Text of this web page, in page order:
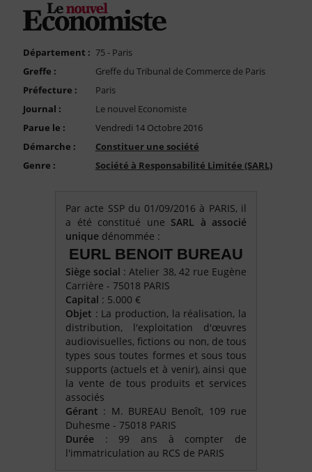
FAQ
Compte PRO
Département : 75 - Paris
Greffe :
Greffe du Tribunal de Commerce de Paris
Préfecture :
Paris
Journal :
Le nouvel Economiste
Parue le :
Vendredi 14 Octobre 2016
Démarche :
Constituer une société
Genre :
Société à Responsabilité Limitée (SARL)
Par acte SSP du 01/09/2016 à PARIS, il
a été constitué une SARL à associé
unique dénommée :
EURL BENOIT BUREAU
Siège social : Atelier 38, 42 rue Eugène
Carrière - 75018 PARIS
Capital : 5.000 €
Objet : La production, la réalisation, la
distribution, l'exploitation d'œuvres
audiovisuelles, fictions ou non, de tous
types sous toutes formes et sous tous
supports (actuels et à venir), ainsi que
la vente de tous produits et services
associés
Gérant : M. BUREAU Benoît, 109 rue
Duhesme - 75018 PARIS
Durée : 99 ans à compter de
l'immatriculation au RCS de PARIS